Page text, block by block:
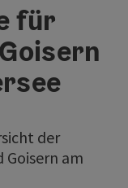
für
der
Goisern am